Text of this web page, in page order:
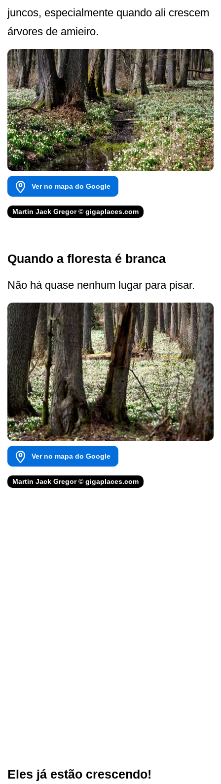
juncos, especialmente quando ali crescem
árvores de amieiro.
Ver no mapa do Google
Martin Jack Gregor © gigaplaces.com
Quando a floresta é branca
Não há quase nenhum lugar para pisar.
Ver no mapa do Google
Martin Jack Gregor © gigaplaces.com
Eles já estão crescendo!